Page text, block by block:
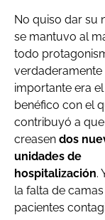
No quiso dar su
se mantuvo al
todo
verdaderamente
importante era
benéfico con el
contribuyó a
creasen dos
unidades de
hospitalización.
la falta de
pacientes